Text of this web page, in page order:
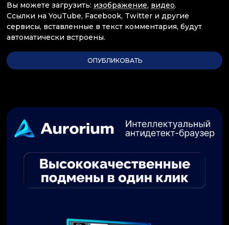
Вы можете загрузить: изображение, видео.
Ссылки на YouTube, Facebook, Twitter и другие
сервисы, вставленные в текст комментария, будут
автоматически встроены.